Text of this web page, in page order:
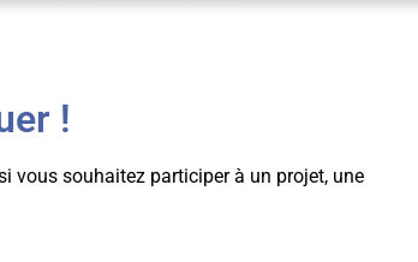
!
vous souhaitez participer à un projet, une